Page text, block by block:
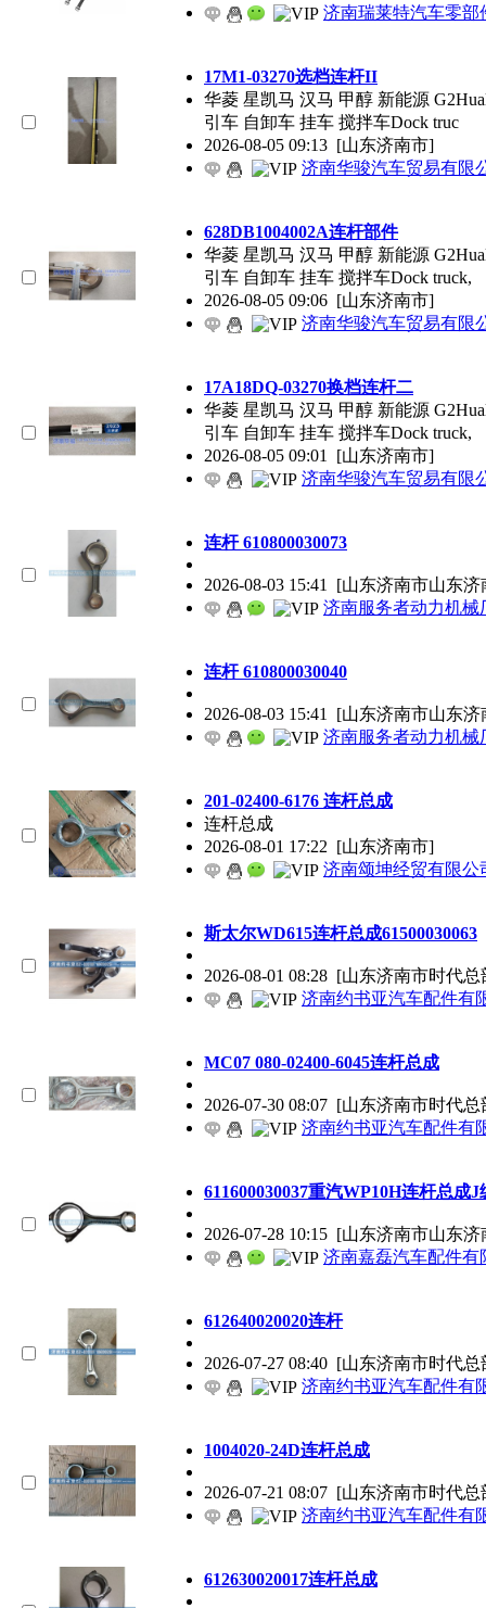
济南瑞莱特汽车零部
17M1-03270选档连杆II
华菱 星凯马 汉马 甲醇 新能源
引车 自卸车 挂车 搅拌车Dock truc
2026-08-05 09:13 [山东济南市]
济南华骏汽车贸易有限
628DB1004002A连杆部件
华菱 星凯马 汉马 甲醇 新能源
引车 自卸车 挂车 搅拌车Dock truck,
2026-08-05 09:06 [山东济南市]
济南华骏汽车贸易有限
17A18DQ-03270换档连杆二
华菱 星凯马 汉马 甲醇 新能源
引车 自卸车 挂车 搅拌车Dock truck,
2026-08-05 09:01 [山东济南市]
济南华骏汽车贸易有限
连杆 610800030073
2026-08-03 15:41 [山东济南市山东
济南服务者动力机械
连杆 610800030040
2026-08-03 15:41 [山东济南市山东
济南服务者动力机械
201-02400-6176 连杆总成
连杆总成
2026-08-01 17:22 [山东济南市]
济南颂坤经贸有限公
斯太尔WD615连杆总成61500030063
2026-08-01 08:28 [山东济南市时代总
济南约书亚汽车配件有
MC07 080-02400-6045连杆总成
2026-07-30 08:07 [山东济南市时代总
济南约书亚汽车配件有
611600030037重汽WP10H连杆总成J
2026-07-28 10:15 [山东济南市山东
济南嘉磊汽车配件有
612640020020连杆
2026-07-27 08:40 [山东济南市时代总
济南约书亚汽车配件有
1004020-24D连杆总成
2026-07-21 08:07 [山东济南市时代总
济南约书亚汽车配件有
612630020017连杆总成